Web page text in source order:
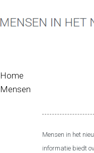
Home
Mensen
Mensen in het
informatie biedt